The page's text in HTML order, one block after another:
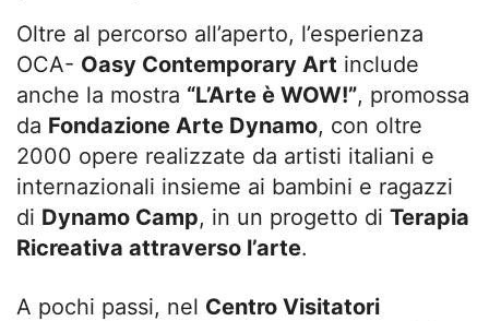
Oltre al percorso all’aperto, l’esperienza
OCA- Oasy Contemporary Art include
anche la mostra “L’Arte è WOW!”, promossa
da Fondazione Arte Dynamo, con oltre
2000 opere realizzate da artisti italiani e
internazionali insieme ai bambini e ragazzi
di Dynamo Camp, in un progetto di Terapia
Ricreativa attraverso l’arte.
A pochi passi, nel Centro Visitatori